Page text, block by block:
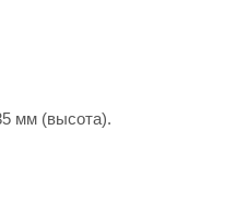
мм (высота).